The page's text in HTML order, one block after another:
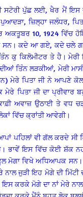
ਸਟੋਰੀ ਪੁੱਛ ਲਈ, ਖੈਰ ਮੈਂ ਇਸ
ਜ਼ਿਲ੍ਹਾ ਜਲੰਧਰ,
ਅਕਤੂਬਰ 10, 1924 ਵਿੱਚ
ਸਨ। ਕਦੇ ਆ ਗਏ, ਕਦੇ ਚਲੇ
ਕੁ ਕਿਲੋਮੀਟਰ ਤੇ ਹੈ। ਮੇਰੀ
ਤਿੰਨ ਲੜਕੀਆਂ, ਮੇਰੀ
ਪਿਤਾ ਜੀ ਨੇ ਆਪਣੇ
ਪਿਤਾ ਜੀ ਦਾ
ਅਵਾਜ਼ ਉਠਾਈ ਤੇ ਵਧ
ਵਿੱਚ ਕ੍ਰਾਂਤੀ ਆਵੇਗੀ।
ਪਹਿਲਾਂ ਵੀ ਗੱਲ ਕਰਦੇ
ਭਾਵੇਂ ਇਸ ਵਿੱਚ ਕੋਈ ਸ਼ੱਕ
ਮੋਗਾ ਵਿਖੇ ਅਧਿਆਪਕ ਸਨ।
ਨਾਲ ਜੁੜੀ ਇਹ ਮੋਗੇ ਦੀ
ਕਰਕੇ ਮੋਗੇ ਦਾ ਨਾਂ ਮੇਰੇ ਨਾਲ